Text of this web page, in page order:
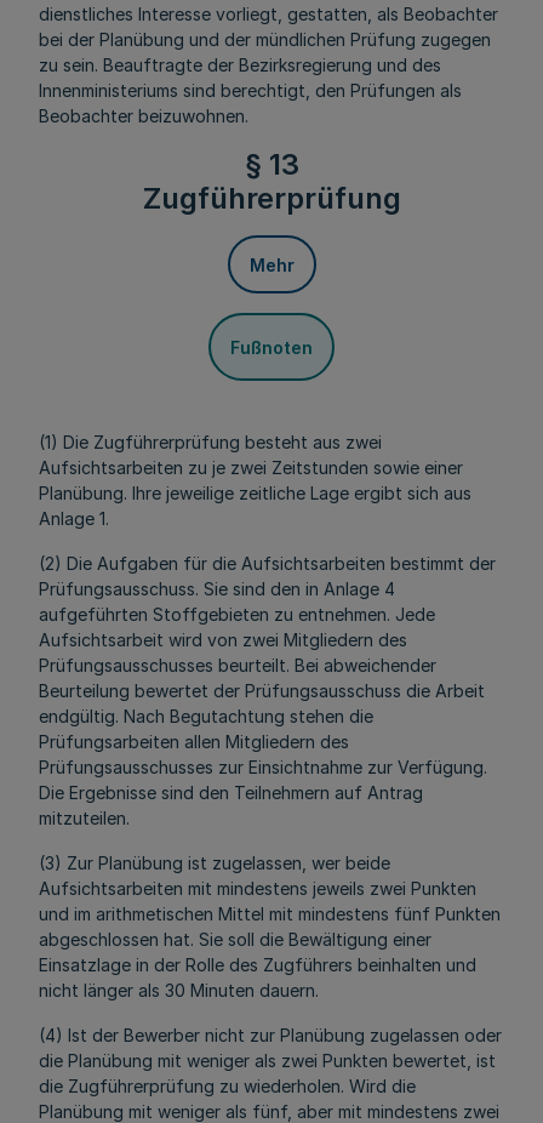
dienstliches Interesse vorliegt, gestatten, als Beobachter
bei der Planübung und der mündlichen Prüfung zugegen
zu sein. Beauftragte der Bezirksregierung und des
Innenministeriums sind berechtigt, den Prüfungen als
Beobachter beizuwohnen.
§ 13
Zugführerprüfung
Mehr
Fußnoten
(1) Die Zugführerprüfung besteht aus zwei
Aufsichtsarbeiten zu je zwei Zeitstunden sowie einer
Planübung. Ihre jeweilige zeitliche Lage ergibt sich aus
Anlage 1.
(2) Die Aufgaben für die Aufsichtsarbeiten bestimmt der
Prüfungsausschuss. Sie sind den in Anlage 4
aufgeführten Stoffgebieten zu entnehmen. Jede
Aufsichtsarbeit wird von zwei Mitgliedern des
Prüfungsausschusses beurteilt. Bei abweichender
Beurteilung bewertet der Prüfungsausschuss die Arbeit
endgültig. Nach Begutachtung stehen die
Prüfungsarbeiten allen Mitgliedern des
Prüfungsausschusses zur Einsichtnahme zur Verfügung.
Die Ergebnisse sind den Teilnehmern auf Antrag
mitzuteilen.
(3) Zur Planübung ist zugelassen, wer beide
Aufsichtsarbeiten mit mindestens jeweils zwei Punkten
und im arithmetischen Mittel mit mindestens fünf Punkten
abgeschlossen hat. Sie soll die Bewältigung einer
Einsatzlage in der Rolle des Zugführers beinhalten und
nicht länger als 30 Minuten dauern.
(4) Ist der Bewerber nicht zur Planübung zugelassen oder
die Planübung mit weniger als zwei Punkten bewertet, ist
die Zugführerprüfung zu wiederholen. Wird die
Planübung mit weniger als fünf, aber mit mindestens zwei